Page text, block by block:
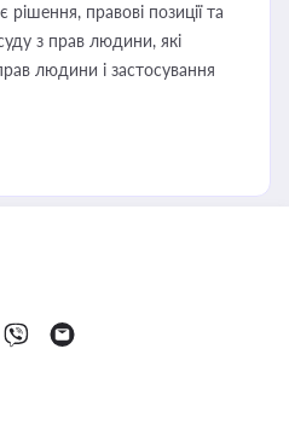
правові позиції та
з прав людини, які
людини і застосування